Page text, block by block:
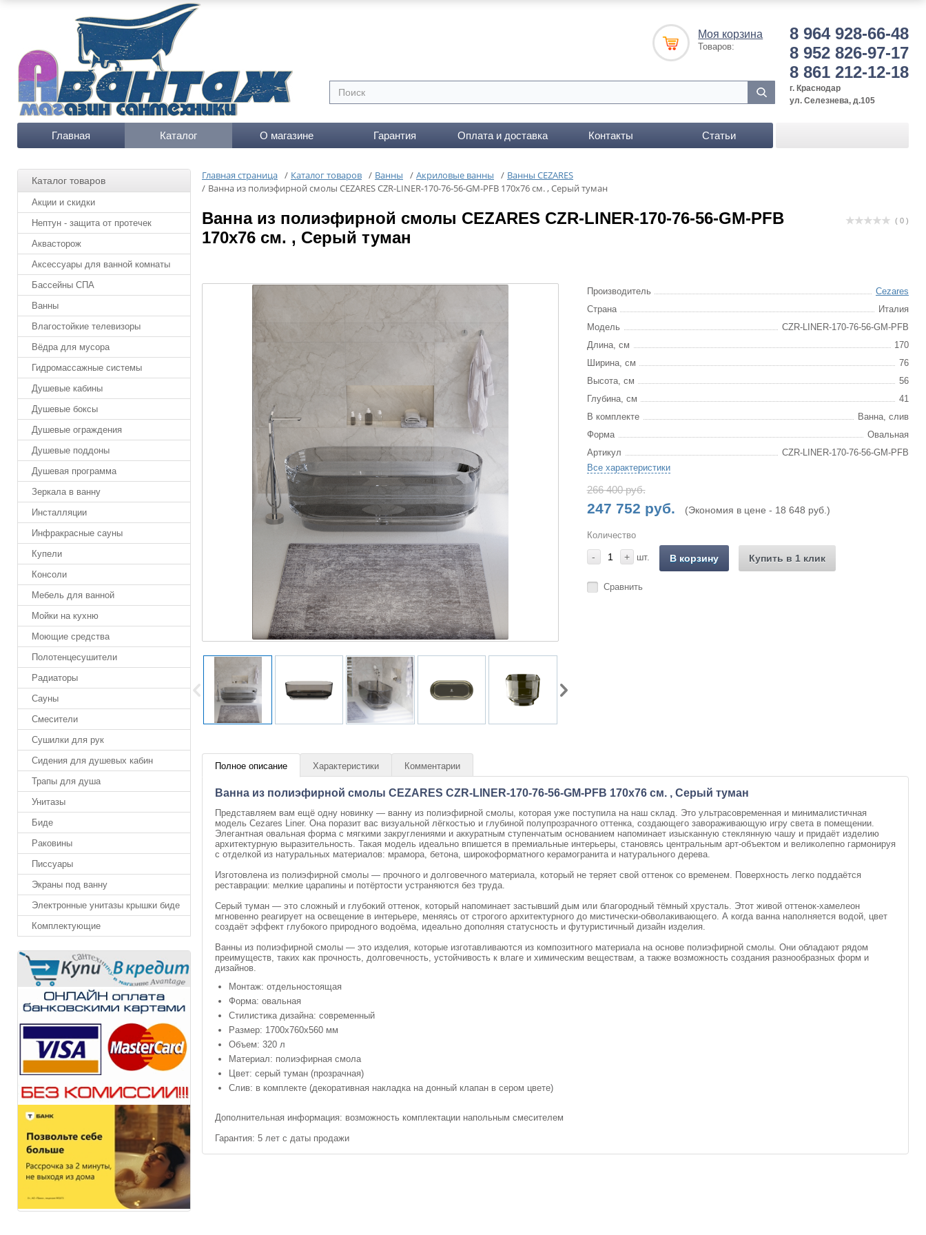
8 964 928-66-48
8 952 826-97-17
8 861 212-12-18
г. Краснодар
ул. Селезнева, д.105
Моя корзина
Товаров:
Главная Каталог О магазине Гарантия Оплата и доставка Контакты Статьи
Каталог товаров
Акции и скидки
Нептун - защита от протечек
Аквасторож
Аксессуары для ванной комнаты
Бассейны СПА
Ванны
Влагостойкие телевизоры
Вёдра для мусора
Гидромассажные системы
Душевые кабины
Душевые боксы
Душевые ограждения
Душевые поддоны
Душевая программа
Зеркала в ванну
Инсталляции
Инфракрасные сауны
Купели
Консоли
Мебель для ванной
Мойки на кухню
Моющие средства
Полотенцесушители
Радиаторы
Сауны
Смесители
Сушилки для рук
Сидения для душевых кабин
Трапы для душа
Унитазы
Биде
Раковины
Писсуары
Экраны под ванну
Электронные унитазы крышки биде
Комплектующие
Главная страница / Каталог товаров / Ванны / Акриловые ванны / Ванны CEZARES
/ Ванна из полиэфирной смолы CEZARES CZR-LINER-170-76-56-GM-PFB 170x76 см. , Серый туман
Ванна из полиэфирной смолы CEZARES CZR-LINER-170-76-56-GM-PFB
170x76 см. , Серый туман
( 0 )
Производитель
Cezares
Страна
Италия
Модель
CZR-LINER-170-76-56-GM-PFB
Длина, см
170
Ширина, см
76
Высота, см
56
Глубина, см
41
В комплекте
Ванна, слив
Форма
Овальная
Артикул
CZR-LINER-170-76-56-GM-PFB
Все характеристики
266 400 руб.
247 752 руб. (Экономия в цене - 18 648 руб.)
Количество
- + шт. В корзину Купить в 1 клик
Сравнить
Полное описание Характеристики Комментарии
Ванна из полиэфирной смолы CEZARES CZR-LINER-170-76-56-GM-PFB 170x76 см. , Серый туман
Представляем вам ещё одну новинку — ванну из полиэфирной смолы, которая уже поступила на наш склад. Это ультрасовременная и минималистичная
модель Cezares Liner. Она поразит вас визуальной лёгкостью и глубиной полупрозрачного оттенка, создающего завораживающую игру света в помещении.
Элегантная овальная форма с мягкими закруглениями и аккуратным ступенчатым основанием напоминает изысканную стеклянную чашу и придаёт изделию
архитектурную выразительность. Такая модель идеально впишется в премиальные интерьеры, становясь центральным арт-объектом и великолепно гармонируя
с отделкой из натуральных материалов: мрамора, бетона, широкоформатного керамогранита и натурального дерева.
Изготовлена из полиэфирной смолы — прочного и долговечного материала, который не теряет свой оттенок со временем. Поверхность легко поддаётся
реставрации: мелкие царапины и потёртости устраняются без труда.
Серый туман — это сложный и глубокий оттенок, который напоминает застывший дым или благородный тёмный хрусталь. Этот живой оттенок-хамелеон
мгновенно реагирует на освещение в интерьере, меняясь от строгого архитектурного до мистически-обволакивающего. А когда ванна наполняется водой, цвет
создаёт эффект глубокого природного водоёма, идеально дополняя статусность и футуристичный дизайн изделия.
Ванны из полиэфирной смолы — это изделия, которые изготавливаются из композитного материала на основе полиэфирной смолы. Они обладают рядом
преимуществ, таких как прочность, долговечность, устойчивость к влаге и химическим веществам, а также возможность создания разнообразных форм и
дизайнов.
Монтаж: отдельностоящая
Форма: овальная
Стилистика дизайна: современный
Размер: 1700х760х560 мм
Объем: 320 л
Материал: полиэфирная смола
Цвет: серый туман (прозрачная)
Слив: в комплекте (декоративная накладка на донный клапан в сером цвете)
Дополнительная информация: возможность комплектации напольным смесителем
Гарантия: 5 лет с даты продажи